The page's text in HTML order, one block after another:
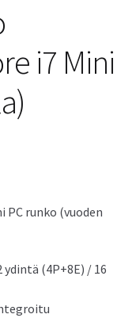
i7 Mini
PC runko (vuoden
(4P+8E) / 16